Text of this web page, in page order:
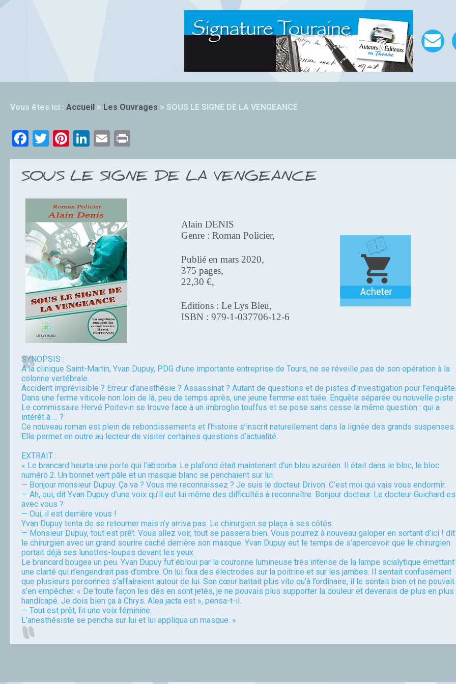
Vous êtes ici : Accueil > Les Ouvrages > SOUS LE SIGNE DE LA VENGEANCE
Facebook
TwitterPinterest
LinkedIn
Email
SOUS LE SIGNE DE LA VENGEANCE
Alain DENIS
Genre : Roman Policier,
Publié en mars 2020,
375 pages,
22,30 €,
Editions : Le Lys Bleu,
ISBN : 979-1-037706-12-6
SYNOPSIS :
A la clinique Saint-Martin, Yvan Dupuy, PDG d’une importante entreprise de Tours, ne se réveille pas de son opération à la
colonne vertébrale.
Accident imprévisible ? Erreur d’anesthésie ? Assassinat ? Autant de questions et de pistes d’investigation pour l’enquête.
Dans une ferme viticole non loin de là, peu de temps après, une jeune femme est tuée. Enquête séparée ou nouvelle piste
Le commissaire Hervé Poitevin se trouve face à un imbroglio touffus et se pose sans cesse la même question : qui a
intérêt à … ?
Ce nouveau roman est plein de rebondissements et l’histoire s’inscrit naturellement dans la lignée des grands suspenses.
Elle permet en outre au lecteur de visiter certaines questions d’actualité.
EXTRAIT :
« Le brancard heurta une porte qui l’absorba. Le plafond était maintenant d’un bleu azuréen. Il était dans le bloc, le bloc
numéro 2. Un bonnet vert pâle et un masque blanc se penchaient sur lui.
— Bonjour monsieur Dupuy. Ça va ? Vous me reconnaissez ? Je suis le docteur Drivon. C’est moi qui vais vous endormir.
— Ah, oui, dit Yvan Dupuy d’une voix qu’il eut lui même des difficultés à reconnaître. Bonjour docteur. Le docteur Guichard
avec vous ?
— Oui, il est derrière vous !
Yvan Dupuy tenta de se retourner mais n’y arriva pas. Le chirurgien se plaça à ses côtés.
— Monsieur Dupuy, tout est prêt. Vous allez voir, tout se passera bien. Vous pourrez à nouveau galoper en sortant d’ici ! dit
le chirurgien avec un grand sourire caché derrière son masque. Yvan Dupuy eut le temps de s’apercevoir que le chirurgien
portait déjà ses lunettes-loupes devant les yeux.
Le brancard bougea un peu. Yvan Dupuy fut ébloui par la couronne lumineuse très intense de la lampe scialytique émettant
une clarté qui n’engendrait pas d’ombre. On lui fixa des électrodes sur la poitrine et sur les jambes. Il sentait confusément
que plusieurs personnes s’affairaient autour de lui. Son cœur battait plus vite qu’à l’ordinaire, il le sentait bien et ne pouvait
s’en empêcher. « De toute façon les dés en sont jetés, je ne pouvais plus supporter la douleur et devenais de plus en plus
handicapé. Je dois bien ça à Chrys. Alea jacta est », pensa-t-il.
— Tout est prêt, fit une voix féminine.
L’anesthésiste se pencha sur lui et lui appliqua un masque. »